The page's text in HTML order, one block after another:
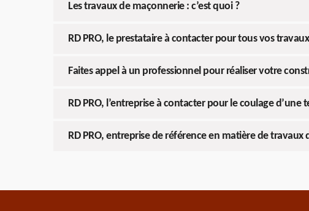
Les travaux de maçonnerie : c’est quoi ?
RD PRO, le prestataire à contacter pour tous vos
Faites appel à un professionnel pour réaliser votre
RD PRO, l’entreprise à contacter pour le coulage d’une
RD PRO, entreprise de référence en matière de